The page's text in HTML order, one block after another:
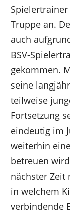
Truppe an.
auch
BSV-
gekommen.
seine
teilweise
Fortsetzung
eindeutig im
weiterhin
betreuen
nächster Zeit
in welchem
verbindende